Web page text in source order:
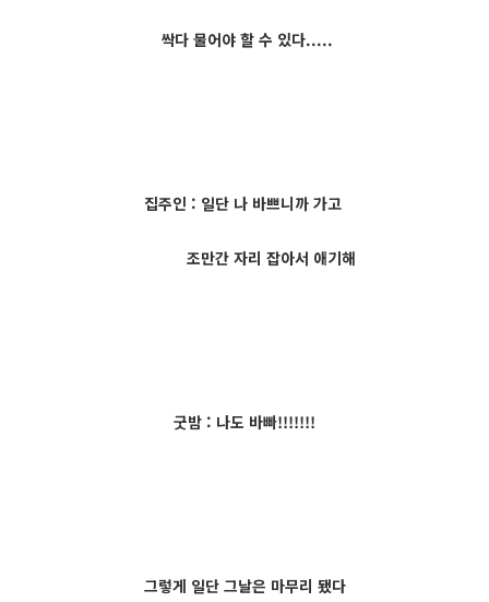
싹다 물어야 할 수 있다.....
집주인 : 일단 나 바쁘니까 가고
조만간 자리 잡아서 애기해
굿밤 : 나도 바빠!!!!!!!
그렇게 일단 그날은 마무리 됐다